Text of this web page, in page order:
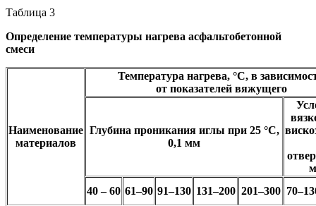
Таблица 3
Определение температуры нагрева асфальтобетонной
смеси
Наименование
материалов
Температура нагрева, °С, в
от показателей вяжущего
Глубина проникания иглы при 25 °С,
0,1 мм
40 – 60 61–90 91–130 131–200 201–300